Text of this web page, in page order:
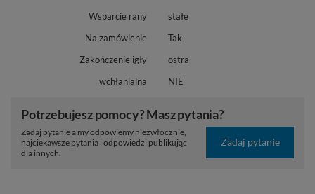
Wsparcie rany
stałe
Na zamówienie
Tak
Zakończenie igły
ostra
wchłanialna
NIE
Potrzebujesz pomocy? Masz pytania?
Zadaj pytanie a my odpowiemy niezwłocznie,
najciekawsze pytania i odpowiedzi publikując
dla innych.
Zadaj pytanie